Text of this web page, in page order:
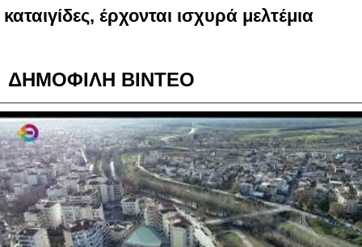
καταιγίδες, έρχονται ισχυρά μελτέμια
ΔΗΜΟΦΙΛΗ ΒΙΝΤΕΟ